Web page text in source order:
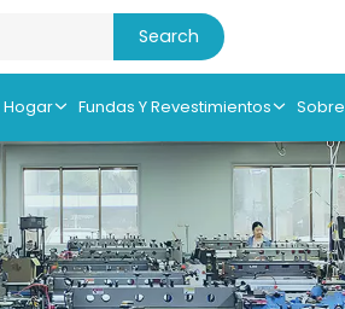
Hogar Fundas Y Revestimientos